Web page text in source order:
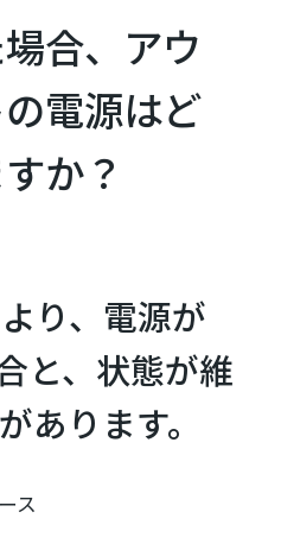
合、アウ
電源はど
か？
り、電源が
と、状態が維
あります。
ス